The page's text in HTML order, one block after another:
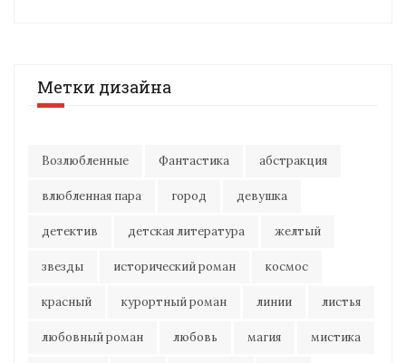
Метки дизайна
Возлюбленные Фантастика абстракция
влюбленная пара город девушка
детектив детская литература желтый
звезды исторический роман космос
красный курортный роман линии листья
любовный роман любовь магия мистика